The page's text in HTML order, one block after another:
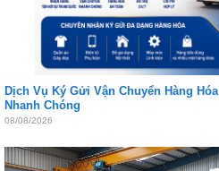
Dịch Vụ Ký Gửi Vận Chuyển Hàng
Nhanh Chóng
08/08/2026